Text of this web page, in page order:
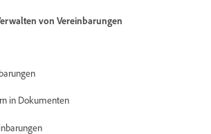
von Vereinbarungen
in Dokumenten